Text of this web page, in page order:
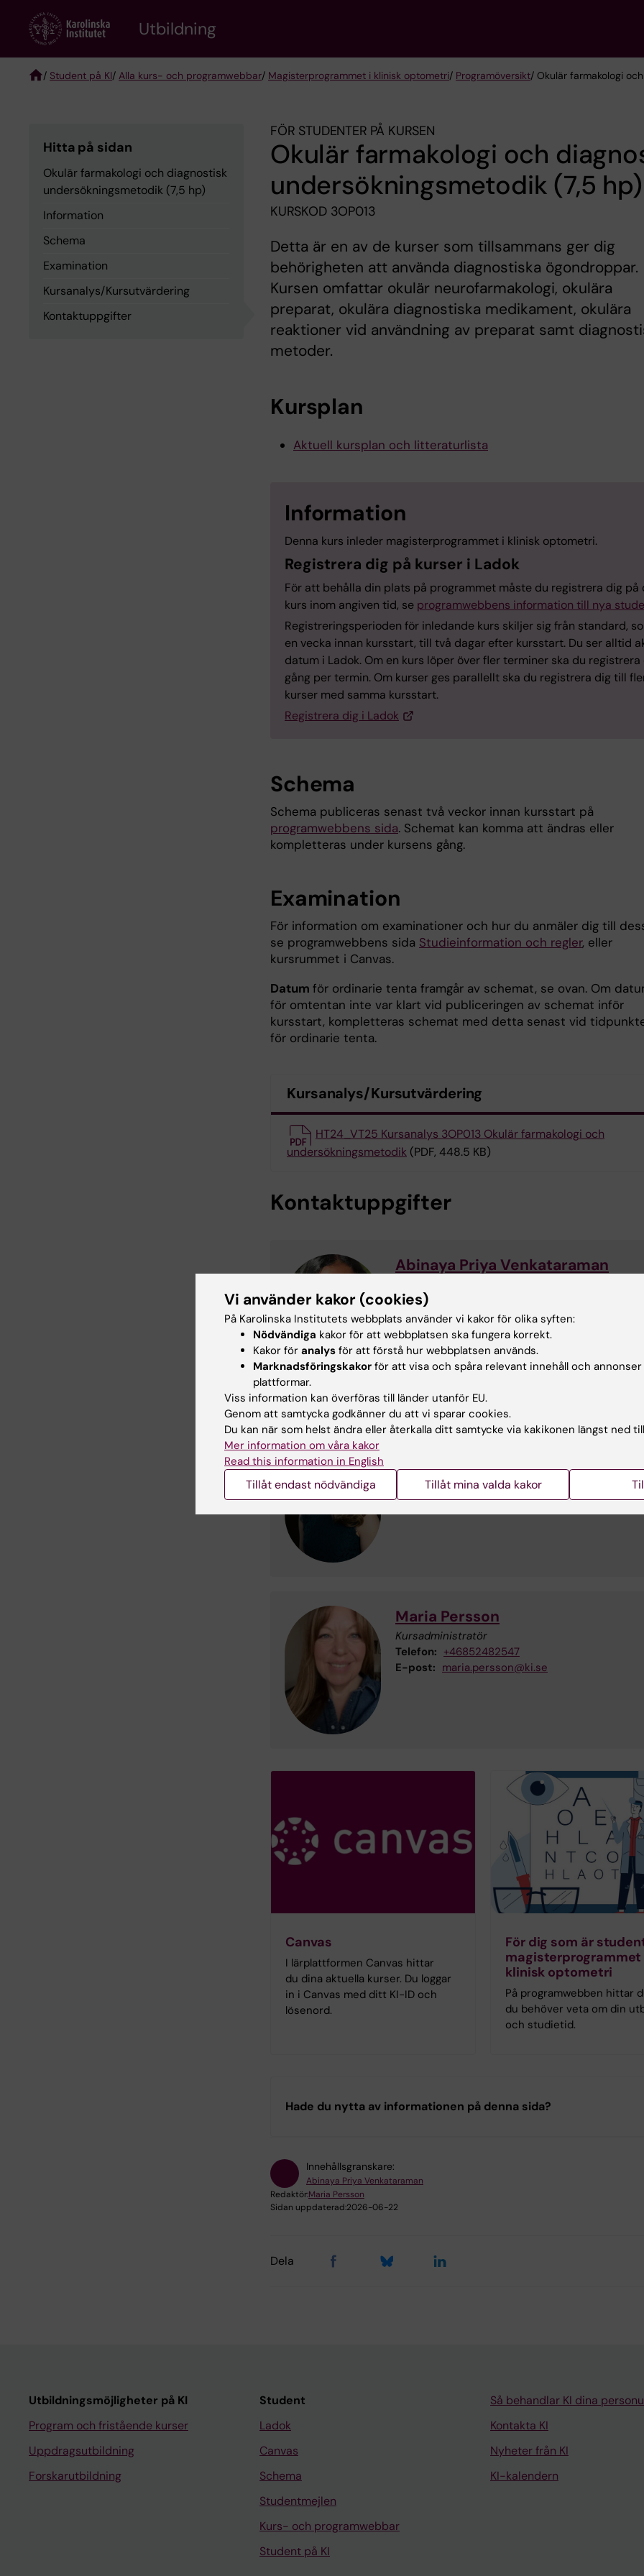
content
Utbildning
/ Student på KI/ Alla kurs- och programwebbar/ Magisterprogrammet i klinisk optometri/ Programöversikt/ Okulär farmakologi
Hitta på sidan
Okulär farmakologi och diagnostisk
undersökningsmetodik (7,5 hp)
Information
Schema
Examination
Kursanalys/Kursutvärdering
Kontaktuppgifter
FÖR STUDENTER PÅ KURSEN
Okulär farmakologi och
undersökningsmetodik (7,5 hp)
KURSKOD 3OP013
Detta är en av de kurser som tillsammans ger dig
behörigheten att använda diagnostiska ögondroppar.
Kursen omfattar okulär neurofarmakologi, okulära
preparat, okulära diagnostiska medikament, okulära
reaktioner vid användning av preparat samt
metoder.
Kursplan
Aktuell kursplan och litteraturlista
Information
Denna kurs inleder magisterprogrammet i klinisk optometri.
Registrera dig på kurser i Ladok
För att behålla din plats på programmet måste du registrera dig på
kurs inom angiven tid, se programwebbens information till nya
Registreringsperioden för inledande kurs skiljer sig från standard,
en vecka innan kursstart, till två dagar efter kursstart. Du ser alltid
datum i Ladok. Om en kurs löper över fler terminer ska du registrera
gång per termin. Om kurser ges parallellt ska du registrera dig till
kurser med samma kursstart.
Registrera dig i Ladok
Schema
Schema publiceras senast två veckor innan kursstart på
programwebbens sida. Schemat kan komma att ändras eller
kompletteras under kursens gång.
Examination
För information om examinationer och hur du anmäler dig till
se programwebbens sida Studieinformation och regler, eller
kursrummet i Canvas.
Datum för ordinarie tenta framgår av schemat, se ovan. Om
för omtentan inte var klart vid publiceringen av schemat inför
kursstart, kompletteras schemat med detta senast vid
för ordinarie tenta.
Kursanalys/Kursutvärdering
HT24_VT25 Kursanalys 3OP013 Okulär farmakologi och
undersökningsmetodik (PDF, 448.5 KB)
Kontaktuppgifter
Abinaya Priya Venkataraman
Telefon:
E-post: abinaya.venkataraman@ki.se
Elin Bergling
E-post: elin.bergling@ki.se
Maria Persson
Kursadministratör
Telefon: +46852482547
E-post: maria.persson@ki.se
Canvas
I lärplattformen Canvas hittar
du dina aktuella kurser. Du loggar
in i Canvas med ditt KI-ID och
lösenord.
För dig som är
magisterprogrammet
klinisk optometri
På programwebben hittar
du behöver veta om din
och studietid.
Hade du nytta av informationen på denna sida?
Innehållsgranskare:
Abinaya Priya Venkataraman
Redaktör:Maria Persson
Sidan uppdaterad:2026-06-22
Dela
Utbildningsmöjligheter på KI
Program och fristående kurser
Uppdragsutbildning
Forskarutbildning
Student
Ladok
Canvas
Schema
Studentmejlen
Kurs- och programwebbar
Student på KI
Så behandlar KI dina
Kontakta KI
Nyheter från KI
KI-kalendern
Vi använder kakor (cookies)
På Karolinska Institutets webbplats använder vi kakor för olika syften:
Nödvändiga kakor för att webbplatsen ska fungera korrekt.
Kakor för analys för att förstå hur webbplatsen används.
Marknadsföringskakor för att visa och spåra relevant innehåll och
plattformar.
Viss information kan överföras till länder utanför EU.
Genom att samtycka godkänner du att vi sparar cookies.
Du kan när som helst ändra eller återkalla ditt samtycke via kakikonen längst ned
Mer information om våra kakor
Read this information in English
Tillåt endast nödvändiga Tillåt mina valda kakor